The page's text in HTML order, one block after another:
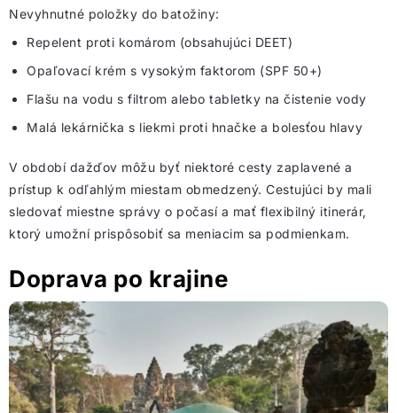
Nevyhnutné položky do batožiny:
Repelent proti komárom (obsahujúci DEET)
Opaľovací krém s vysokým faktorom (SPF 50+)
Flašu na vodu s filtrom alebo tabletky na čistenie vody
Malá lekárnička s liekmi proti hnačke a bolesťou hlavy
V období dažďov môžu byť niektoré cesty zaplavené a
prístup k odľahlým miestam obmedzený. Cestujúci by mali
sledovať miestne správy o počasí a mať flexibilný itinerár,
ktorý umožní prispôsobiť sa meniacim sa podmienkam.
Doprava po krajine